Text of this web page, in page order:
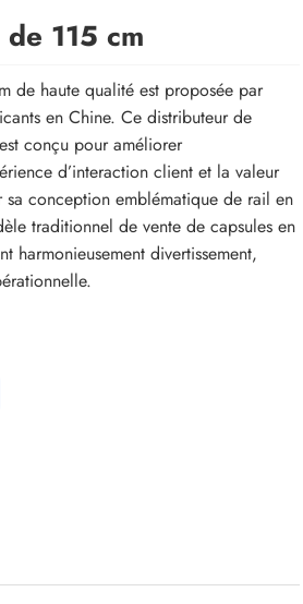
115 cm
de haute qualité est proposée par
en Chine. Ce distributeur de
conçu pour améliorer
d’interaction client et la valeur
conception emblématique de rail en
traditionnel de vente de capsules en
harmonieusement divertissement,
Share